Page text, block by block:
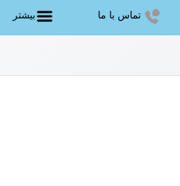
تماس با ما بیشتر